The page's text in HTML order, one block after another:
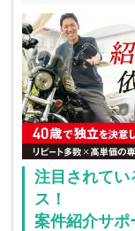
注目されてい
ス！
案件紹介サポ